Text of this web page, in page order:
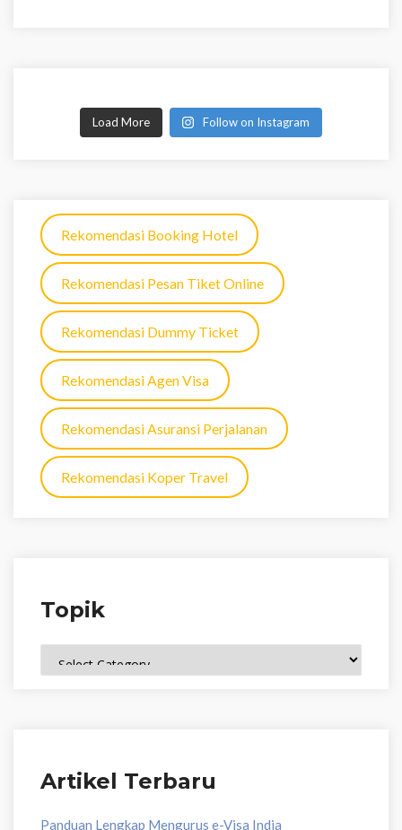
Load More Follow on Instagram
Rekomendasi Booking Hotel
Rekomendasi Pesan Tiket Online
Rekomendasi Dummy Ticket
Rekomendasi Agen Visa
Rekomendasi Asuransi Perjalanan
Rekomendasi Koper Travel
Topik
Artikel Terbaru
Panduan Lengkap Mengurus e-Visa India